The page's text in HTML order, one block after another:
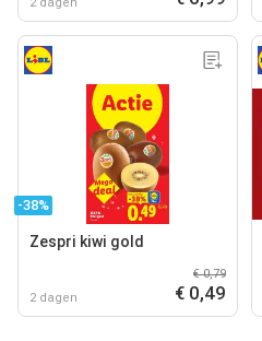
-38%
Zespri kiwi gold
2 dagen
€ 0,79
€ 0,49